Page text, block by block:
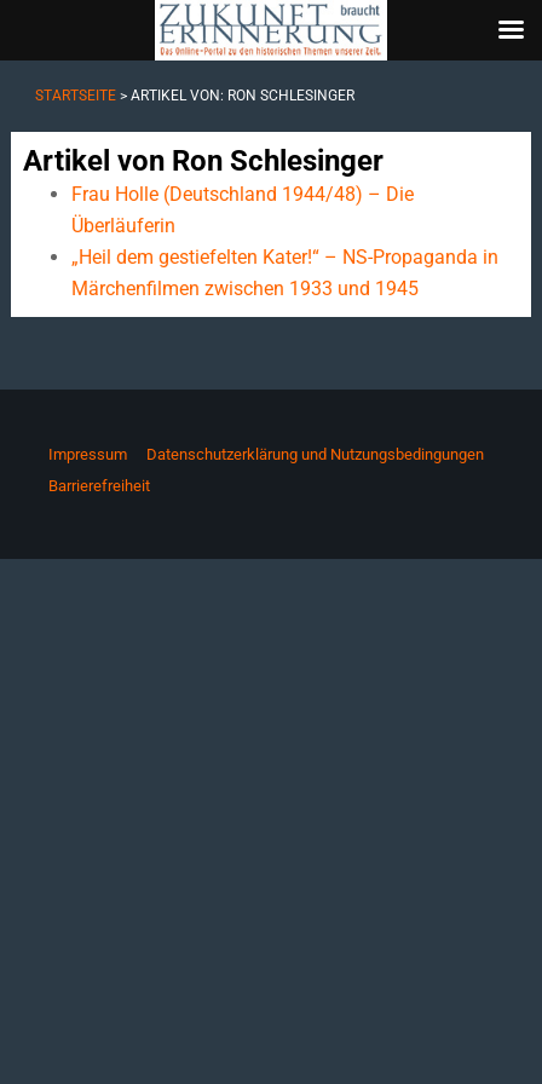
STARTSEITE> ARTIKEL VON: RON SCHLESINGER
Artikel von Ron Schlesinger
Frau Holle (Deutschland 1944/48) – Die
Überläuferin
„Heil dem gestiefelten Kater!“ – NS-Propaganda in
Märchenfilmen zwischen 1933 und 1945
Impressum
Datenschutzerklärung und Nutzungsbedingungen
Barrierefreiheit